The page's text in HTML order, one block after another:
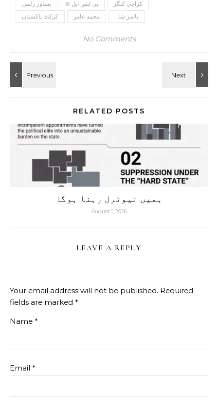
پشاور زلمی پی ایس ایل 8
کراچی کنگز
کرکٹ پاکستان
محمد عامر یاسر شاہ
No Comments
RELATED POSTS
ہمیں نیوٹرل رہنا ہوگا
August 1, 2026
LEAVE A REPLY
Your email address will not be published. Required
fields are marked *
Name *
Email *